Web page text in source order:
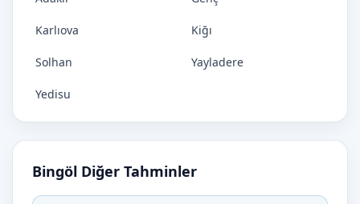
Karlıova Kiğı
Solhan Yayladere
Yedisu
Bingöl Diğer Tahminler